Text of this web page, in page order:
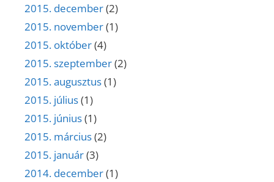
2015. december(2)
2015. november(1)
2015. október(4)
2015. szeptember(2)
2015. augusztus(1)
2015. július(1)
2015. június(1)
2015. március(2)
2015. január(3)
2014. december(1)